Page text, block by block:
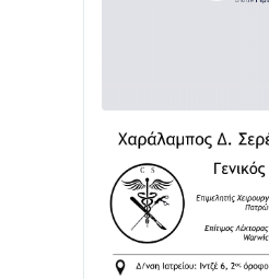
Διαβάστε την
κυκλοφορεί
31/07 • 08:16
Δωρίδα για Όλους:
των νερών στην